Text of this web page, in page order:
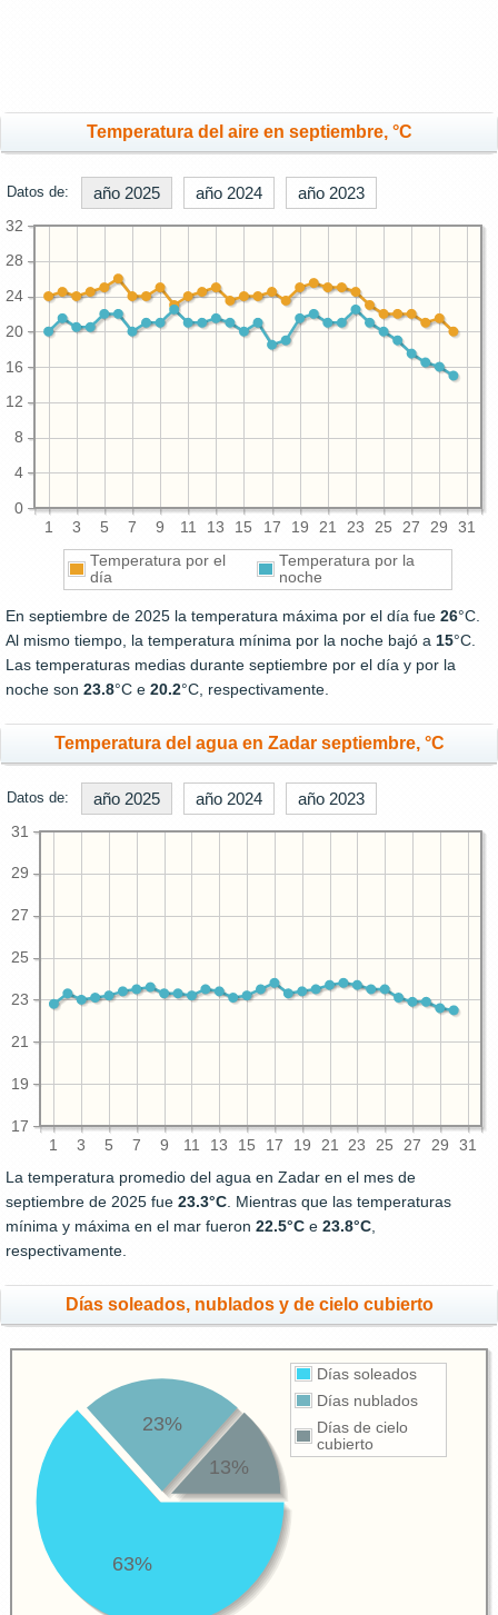
Temperatura del aire en septiembre, °C
Datos de: año 2025 año 2024 año 2023
1 3 5 7 9 11 13 15 17 19 21 23 25 27 29 31
0
4
8
12
16
20
24
28
32
Temperatura por el
día
Temperatura por la
noche
En septiembre de 2025 la temperatura máxima por el día fue 26°C.
Al mismo tiempo, la temperatura mínima por la noche bajó a 15°C.
Las temperaturas medias durante septiembre por el día y por la
noche son 23.8°C e 20.2°C, respectivamente.
Temperatura del agua en Zadar septiembre, °C
Datos de: año 2025 año 2024 año 2023
1 3 5 7 9 11 13 15 17 19 21 23 25 27 29 31
17
19
21
23
25
27
29
31
La temperatura promedio del agua en Zadar en el mes de
septiembre de 2025 fue 23.3°C . Mientras que las temperaturas
mínima y máxima en el mar fueron 22.5°C e 23.8°C
respectivamente.
Días soleados, nublados y de cielo cubierto
Días soleados
Días nublados
Días de cielo
cubierto
63%
23%
13%